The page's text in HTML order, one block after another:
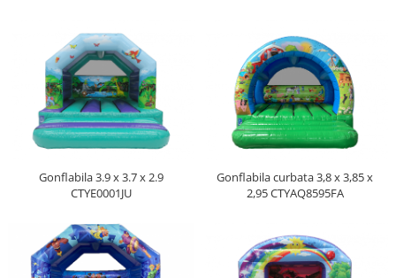
Fotbal si Handbal
Tenis si Volei
Ciclism
Street Workout
Terenuri Multisport
Trasee Ninja
Echipamente fitness
Mese de jocuri
Garduri/Imprejmuiri
Cosuri de gunoi
Gonflabila 3.9 x 3.7 x 2.9
CTYE0001JU
Gonflabila curbata 3,8 x 3,85 x
2,95 CTYAQ8595FA